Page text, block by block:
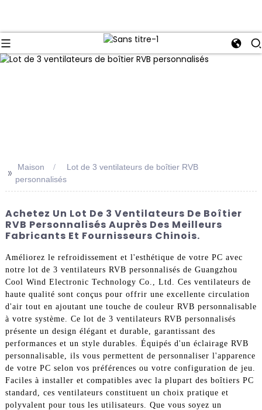
>> Maison
Lot de 3 ventilateurs de boîtier RVB
personnalisés
Achetez Un Lot De 3 Ventilateurs De Boîtier
RVB Personnalisés Auprès Des Meilleurs
Fabricants Et Fournisseurs Chinois.
Améliorez le refroidissement et l'esthétique de votre PC avec
notre lot de 3 ventilateurs RVB personnalisés de Guangzhou
Cool Wind Electronic Technology Co., Ltd. Ces ventilateurs de
haute qualité sont conçus pour offrir une excellente circulation
d'air tout en ajoutant une touche de couleur RVB personnalisable
à votre système. Ce lot de 3 ventilateurs RVB personnalisés
présente un design élégant et durable, garantissant des
performances et un style durables. Équipés d'un éclairage RVB
personnalisable, ils vous permettent de personnaliser l'apparence
de votre PC selon vos préférences ou votre configuration de jeu.
Faciles à installer et compatibles avec la plupart des boîtiers PC
standard, ces ventilateurs constituent un choix pratique et
polyvalent pour tous les utilisateurs. Que vous soyez un